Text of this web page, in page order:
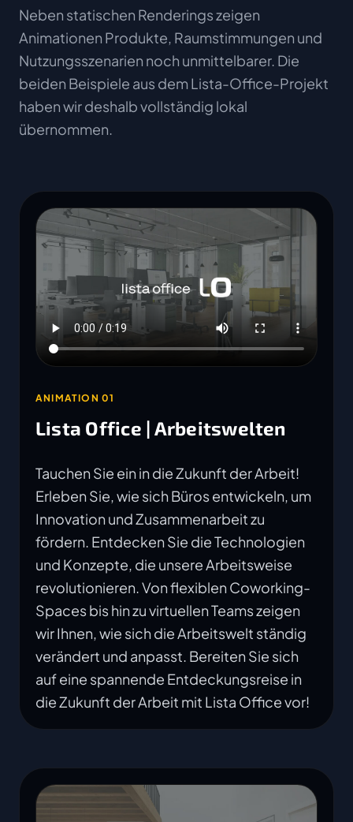
Neben statischen Renderings zeigen
Animationen Produkte, Raumstimmungen und
Nutzungsszenarien noch unmittelbarer. Die
beiden Beispiele aus dem Lista-Office-Projekt
haben wir deshalb vollständig lokal
übernommen.
ANIMATION 01
Lista Office | Arbeitswelten
Tauchen Sie ein in die Zukunft der Arbeit!
Erleben Sie, wie sich Büros entwickeln, um
Innovation und Zusammenarbeit zu
fördern. Entdecken Sie die Technologien
und Konzepte, die unsere Arbeitsweise
revolutionieren. Von flexiblen Coworking-
Spaces bis hin zu virtuellen Teams zeigen
wir Ihnen, wie sich die Arbeitswelt ständig
verändert und anpasst. Bereiten Sie sich
auf eine spannende Entdeckungsreise in
die Zukunft der Arbeit mit Lista Office vor!